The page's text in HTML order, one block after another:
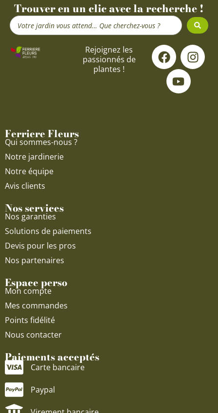
Trouver en un clic avec la recherche !
Search
...
Rejoignez les
passionnés de
plantes !
F
a
c
e
I
n
s
Y
o
u
t
u
Ferriere Fleurs
Qui sommes-nous ?
Notre jardinerie
Notre équipe
Avis clients
Nos services
Nos garanties
Solutions de paiements
Devis pour les pros
Nos partenaires
Espace perso
Mon compte
Mes commandes
Points fidélité
Nous contacter
Paiements acceptés
Carte bancaire
Paypal